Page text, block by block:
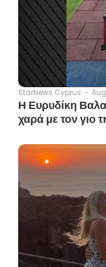
StarNews Cyprus -
Η Ευρυδίκη
χαρά με τον γιο